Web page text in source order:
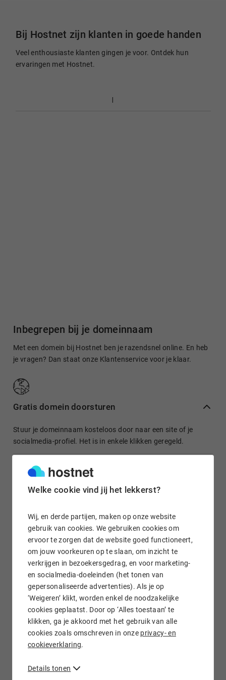
Welke cookie vind jij het lekkerst?
Wij, en derde partijen, maken op onze website
gebruik van cookies. We gebruiken cookies om
ervoor te zorgen dat de website goed functioneert,
om jouw voorkeuren op te slaan, om inzicht te
verkrijgen in bezoekersgedrag, en voor marketing-
en socialmedia-doeleinden (het tonen van
gepersonaliseerde advertenties). Als je op
‘Weigeren’ klikt, worden enkel de noodzakelijke
cookies geplaatst. Door op ‘Alles toestaan’ te
klikken, ga je akkoord met het gebruik van alle
cookies zoals omschreven in onze privacy- en
cookieverklaring.
Details tonen
Bij Hostnet zijn klanten in goede handen
Veel enthousiaste klanten gingen je voor. Ontdek hun
ervaringen met Hostnet.
Inbegrepen bij je domeinnaam
Met een domein bij Hostnet ben je razendsnel online. En heb
je vragen? Dan staat onze Klantenservice voor je klaar.
Gratis domein doorsturen
Stuur je domeinnaam kosteloos door naar een site of je
socialmedia-profiel. Het is in enkele klikken geregeld.
Gratis e-mail doorsturen
Wij staan voor je klaar!
.AQ domein registreren bij Hostnet
Het .aq domein is afkomstig uit Antarctica en wordt met
werkzaam zijn. Heb je interesse in een .aq domeinnaam? Dan